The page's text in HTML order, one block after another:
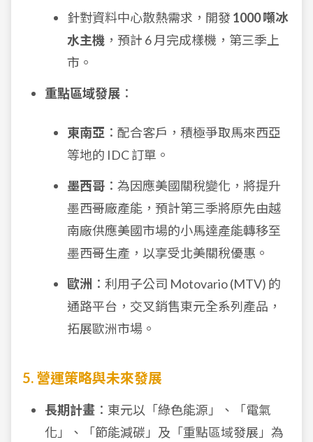
針對資料中心散熱需求，開發1000 噸冰
水主機 ，預計 6 月完成樣機，第三季上
市。
重點區域發展 ：
東南亞 ：配合客戶，積極爭取馬來西亞
等地的 IDC 訂單。
墨西哥 ：為因應美國關稅變化，將提升
墨西哥廠產能，預計第三季將原先由越
南廠供應美國市場的小馬達產能轉移至
墨西哥生產，以享受北美關稅優惠。
歐洲 ：利用子公司 Motovario (MTV) 的
通路平台，交叉銷售東元全系列產品，
拓展歐洲市場。
5. 營運策略與未來發展
長期計畫 ：東元以「綠色能源」、「電氣
化」、「節能減碳」及「重點區域發展」為